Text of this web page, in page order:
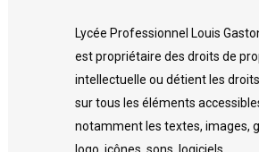
Lycée Professionnel Louis
est propriétaire des droits de
intellectuelle ou détient les droits
sur tous les éléments
notamment les textes, images,